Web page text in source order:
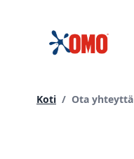
Koti / Current page:
Ota yhteyttä